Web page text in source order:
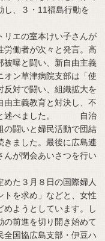
し、３・11福島行動を
エの室本けい子さんが
労働者が次々と発言。高
被曝と闘い、新自由主義
オン草津病院支部は「使
反対で闘い、組織拡大を
由主義教育と対決し、不
と述べました。 自治
の闘いと婦民活動で団結
きました。最後に広島連
んが閉会あいさつを行い
た３月８日の国際婦人
トを求め」などと、女性
ようとしています。し
の前進を切り開き始めて
全国協広島支部・伊豆ハ